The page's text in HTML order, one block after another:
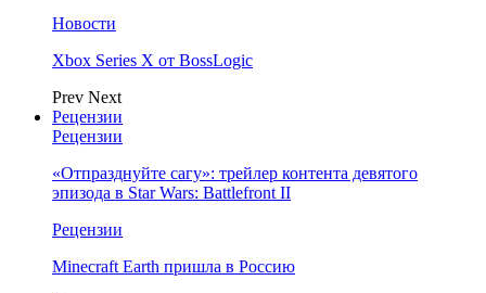
Новости
Xbox Series X от BossLogic
Prev Next
Рецензии
Рецензии
«Отпразднуйте сагу»: трейлер контента девятого
эпизода в Star Wars: Battlefront II
Рецензии
Minecraft Earth пришла в Россию